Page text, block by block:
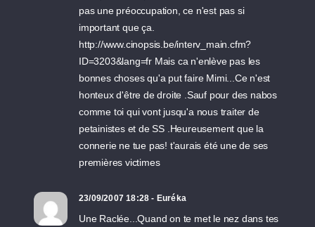
pas une préoccupation, ce n'est pas si
important que ça.
http://www.cinopsis.be/interv_main.cfm?
ID=3203&lang=fr Mais ca n'enlève pas les
bonnes choses qu'a put faire Mimi...Ce n'est
honteux d'être de droite .Sauf pour des nabos
comme toi qui vont jusqu'a nous traiter de
petainistes et de SS .Heureusement que la
connerie ne tue pas! t'aurais été une de ses
premières victimes
23/09/2007 18:28 - Euréka
Une Raclée...Quand on te met le nez dans tes